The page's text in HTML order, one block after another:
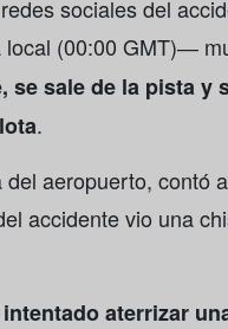
sociales del
(00:00 GMT)―
se sale de la pista y
.
aeropuerto, contó
accidente vio una
aterrizar